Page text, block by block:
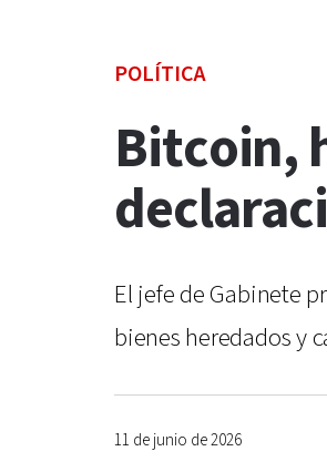
POLÍTICA
Bitcoin,
El jefe de Gabinete
bienes heredados y
11 de junio de 2026